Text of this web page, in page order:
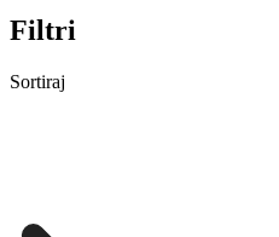
Filtri
Sortiraj